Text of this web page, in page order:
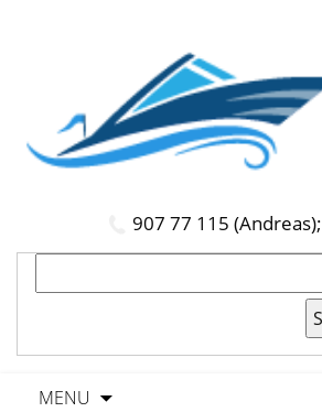
907 77 115 (Andreas);
MENU